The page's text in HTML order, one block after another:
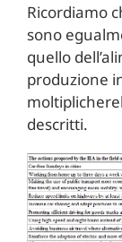
Ricordiamo
sono
quello
produzione
descritti.